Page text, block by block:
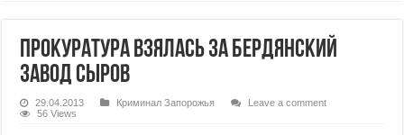
Прокуратура взялась за Бердянский
завод сыров
29.04.2013 Криминал Запорожья
Leave a comment
56 Views